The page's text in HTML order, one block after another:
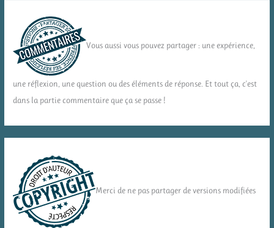
Vous aussi vous pouvez partager : une expérience,
une réflexion, une question ou des éléments de réponse. Et tout ça, c'est
dans la partie commentaire que ça se passe !
Merci de ne pas partager de versions modifiées